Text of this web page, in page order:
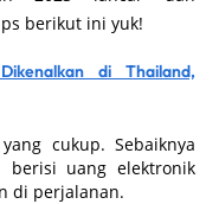
berikut ini yuk!
di Thailand,
yang cukup. Sebaiknya
uang elektronik
di perjalanan.